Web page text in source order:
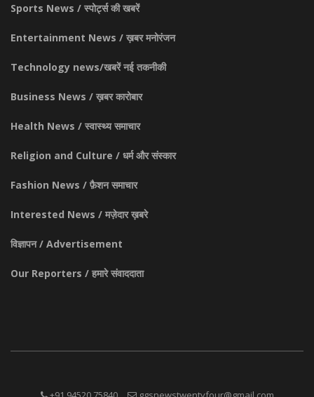
Sports News / स्पोर्ट्स की खबरें
Entertainment News / ख़बर मनोरंजन
Technology news/खबरें नई तकनीकी
Business News / ख़बर कारोबार
Health News / स्वास्थ्य समाचार
Religion and Culture / धर्म और संस्कार
Fashion News / फ़ैशन समाचार
Interested News / मज़ेदार ख़बरे
विज्ञापन / Advertisement
Our Reporters / हमारे संवाददाता